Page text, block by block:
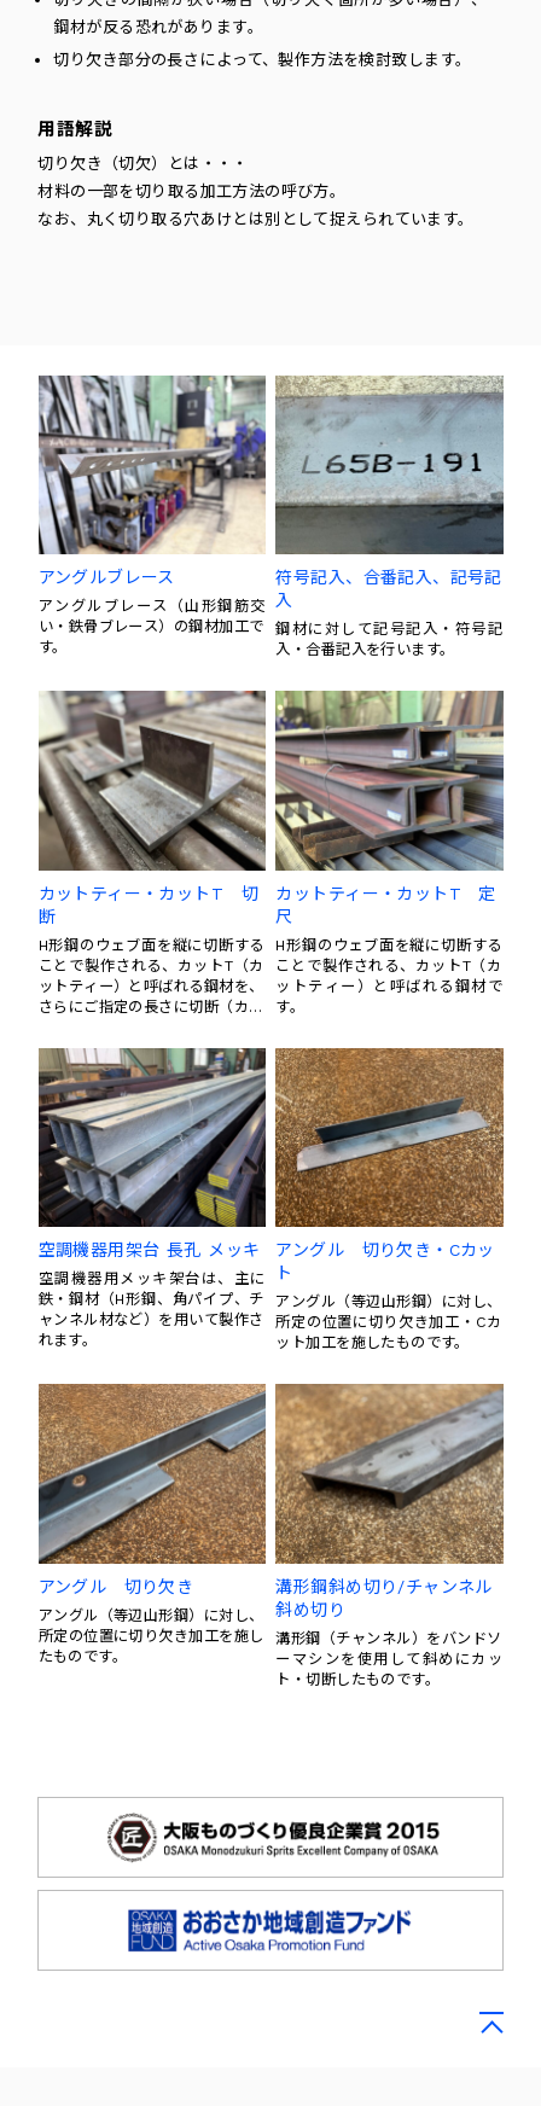
鋼材が反る恐れがあります。
切り欠き部分の長さによって、製作方法を検討致します。
用語解説
切り欠き（切欠）とは・・・
材料の一部を切り取る加工方法の呼び方。
なお、丸く切り取る穴あけとは別として捉えられています。
アングルブレース
アングルブレース（山形鋼筋交
い・鉄骨ブレース）の鋼材加工で
す。
符号記入、合番記入、記号記
入
鋼材に対して記号記入・符号記
入・合番記入を行います。
カットティー・カットT 切
断
H形鋼のウェブ面を縦に切断する
ことで製作される、カットT（カ
ットティー）と呼ばれる鋼材を、
さらにご指定の長さに切断（カッ
カットティー・カットT 定
尺
H形鋼のウェブ面を縦に切断する
ことで製作される、カットT（カ
ットティー）と呼ばれる鋼材で
す。
空調機器用架台 長孔 メッキ
空調機器用メッキ架台は、主に
鉄・鋼材（H形鋼、角パイプ、チ
ャンネル材など）を用いて製作さ
れます。
アングル 切り欠き・Cカッ
ト
アングル（等辺山形鋼）に対し、
所定の位置に切り欠き加工・Cカ
ット加工を施したものです。
アングル 切り欠き
アングル（等辺山形鋼）に対し、
所定の位置に切り欠き加工を施し
たものです。
溝形鋼斜め切り/チャンネル
斜め切り
溝形鋼（チャンネル）をバンドソ
ーマシンを使用して斜めにカッ
ト・切断したものです。